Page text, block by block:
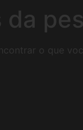
da
o que